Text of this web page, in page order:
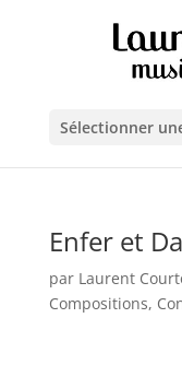
Sélectionner
Enfer et
par Laurent
Compositions,